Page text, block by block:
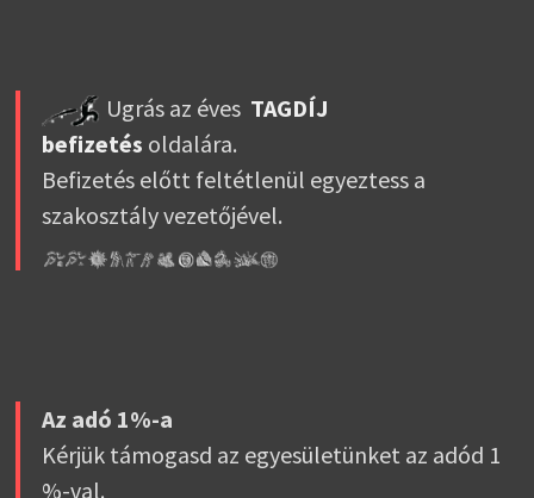
Ugrás az éves TAGDÍJ
befizetés oldalára.
Befizetés előtt feltétlenül egyeztess a
szakosztály vezetőjével.
Az adó 1%-a
Kérjük támogasd az egyesületünket az adód 1
%-val.